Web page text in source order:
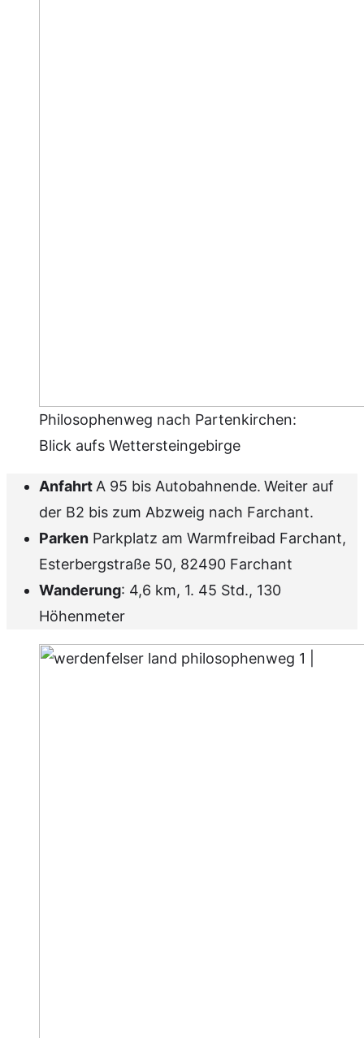
Philosophenweg nach Partenkirchen:
Blick aufs Wettersteingebirge
Anfahrt A 95 bis Autobahnende. Weiter auf
der B2 bis zum Abzweig nach Farchant.
Parken Parkplatz am Warmfreibad Farchant,
Esterbergstraße 50, 82490 Farchant
Wanderung: 4,6 km, 1. 45 Std., 130
Höhenmeter